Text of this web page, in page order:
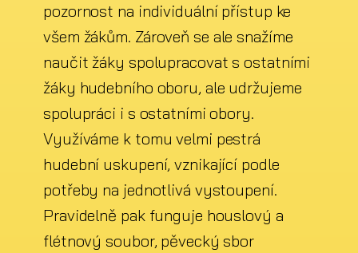
pozornost na individuální přístup ke
všem žákům. Zároveň se ale snažíme
naučit žáky spolupracovat s ostatními
žáky hudebního oboru, ale udržujeme
spolupráci i s ostatními obory.
Využíváme k tomu velmi pestrá
hudební uskupení, vznikající podle
potřeby na jednotlivá vystoupení.
Pravidelně pak funguje houslový a
flétnový soubor, pěvecký sbor